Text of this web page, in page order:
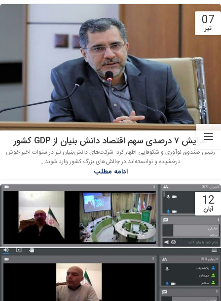
07
تیر
افزایش ۷ درصدی سهم اقتصاد دانش بنیان از GDP کشور
رئیس صندوق نوآوری و شکوفایی اظهار کرد: شرکت‌های دانش‌بنیان نیز در سنوات اخیر خوش
درخشیده‌ و توانسته‌اند در چالش‌های بزرگ کشور وارد شوند...
ادامه مطلب
12
آبان